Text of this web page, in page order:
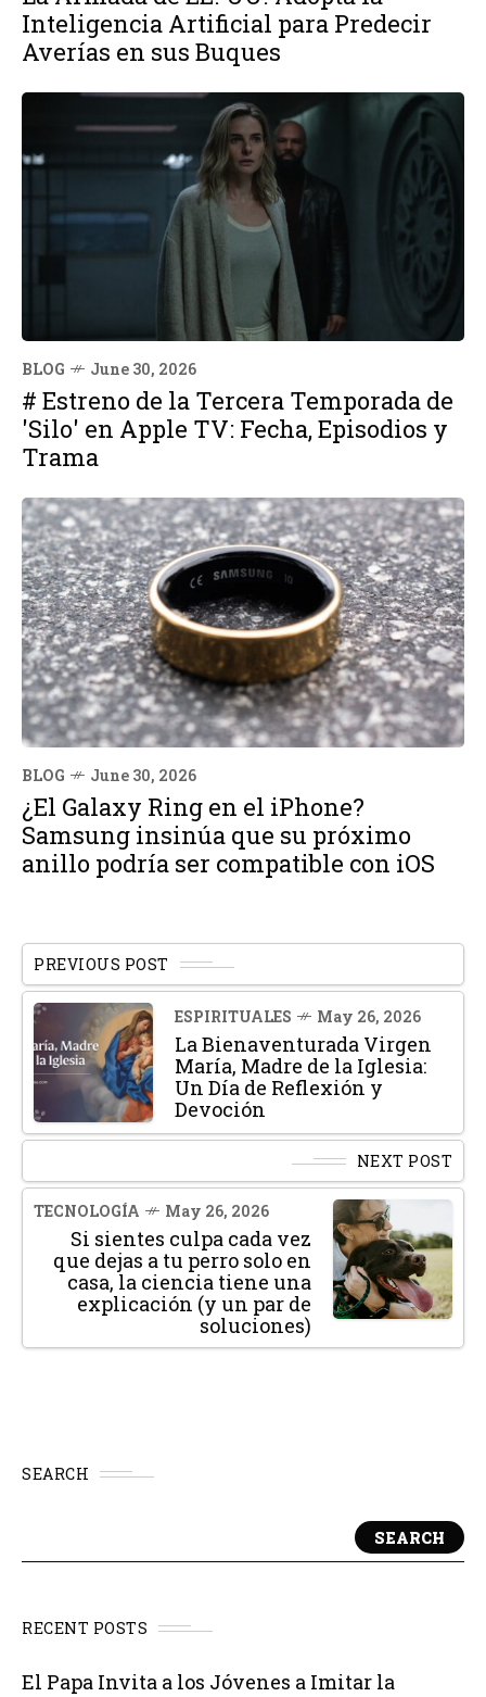
Inteligencia Artificial para Predecir
Averías en sus Buques
BLOG June 30, 2026
# Estreno de la Tercera Temporada de
'Silo' en Apple TV: Fecha, Episodios y
Trama
BLOG June 30, 2026
¿El Galaxy Ring en el iPhone?
Samsung insinúa que su próximo
anillo podría ser compatible con iOS
PREVIOUS POST
ESPIRITUALES May 26, 2026
La Bienaventurada Virgen
María, Madre de la Iglesia:
Un Día de Reflexión y
Devoción
NEXT POST
TECNOLOGÍA May 26, 2026
Si sientes culpa cada vez
que dejas a tu perro solo en
casa, la ciencia tiene una
explicación (y un par de
soluciones)
SEARCH
SEARCH
RECENT POSTS
El Papa Invita a los Jóvenes a Imitar la